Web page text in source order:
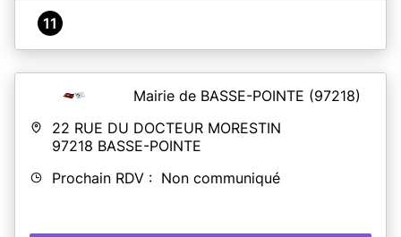
11
Mairie de BASSE-POINTE (97218)
22 RUE DU DOCTEUR MORESTIN
97218 BASSE-POINTE
Prochain RDV : Non communiqué